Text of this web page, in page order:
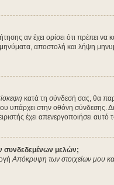
αν έχει ορίσει ότι
αποστολή και λήψη
κατά τη σύνδεσή σας, θα
υπάρχει στην οθόνη
έχει απενεργοποιήσει αυτό
συνδεδεμένων μελών;
Απόκρυψη των στοιχείων μου